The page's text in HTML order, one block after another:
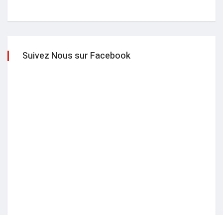
Suivez Nous sur Facebook